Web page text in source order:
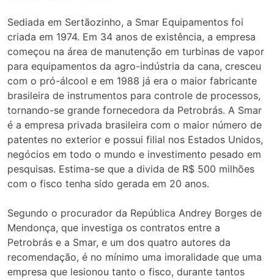
Sediada em Sertãozinho, a Smar Equipamentos foi
criada em 1974. Em 34 anos de existência, a empresa
começou na área de manutenção em turbinas de vapor
para equipamentos da agro-indústria da cana, cresceu
com o pró-álcool e em 1988 já era o maior fabricante
brasileira de instrumentos para controle de processos,
tornando-se grande fornecedora da Petrobrás. A Smar
é a empresa privada brasileira com o maior número de
patentes no exterior e possui filial nos Estados Unidos,
negócios em todo o mundo e investimento pesado em
pesquisas. Estima-se que a divida de R$ 500 milhões
com o fisco tenha sido gerada em 20 anos.
Segundo o procurador da República Andrey Borges de
Mendonça, que investiga os contratos entre a
Petrobrás e a Smar, e um dos quatro autores da
recomendação, é no mínimo uma imoralidade que uma
empresa que lesionou tanto o fisco, durante tantos